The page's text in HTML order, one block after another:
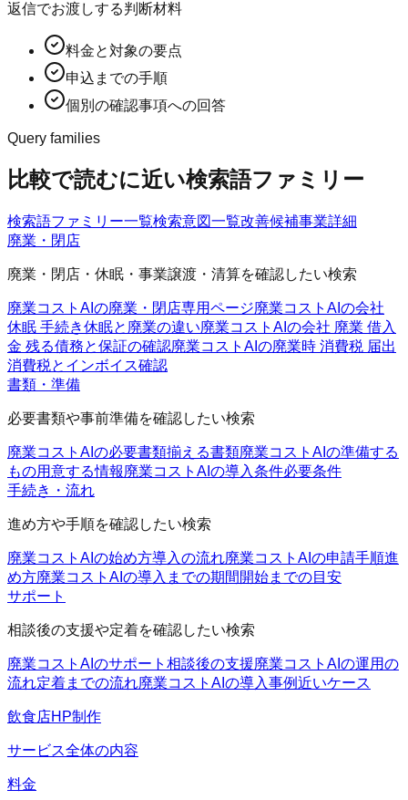
返信でお渡しする判断材料
料金と対象の要点
申込までの手順
個別の確認事項への回答
Query families
比較で読むに近い検索語ファミリー
検索語ファミリー一覧検索意図一覧改善候補事業詳細
廃業・閉店
廃業・閉店・休眠・事業譲渡・清算を確認したい検索
廃業コストAIの廃業・閉店専用ページ廃業コストAIの会社
休眠 手続き休眠と廃業の違い廃業コストAIの会社 廃業 借入
金 残る債務と保証の確認廃業コストAIの廃業時 消費税 届出
消費税とインボイス確認
書類・準備
必要書類や事前準備を確認したい検索
廃業コストAIの必要書類揃える書類廃業コストAIの準備する
もの用意する情報廃業コストAIの導入条件必要条件
手続き・流れ
進め方や手順を確認したい検索
廃業コストAIの始め方導入の流れ廃業コストAIの申請手順進
め方廃業コストAIの導入までの期間 開始までの目安
サポート
相談後の支援や定着を確認したい検索
廃業コストAIのサポート 相談後の支援廃業コストAIの運用の
流れ定着までの流れ廃業コストAIの導入事例近いケース
飲食店HP制作
サービス全体の内容
料金